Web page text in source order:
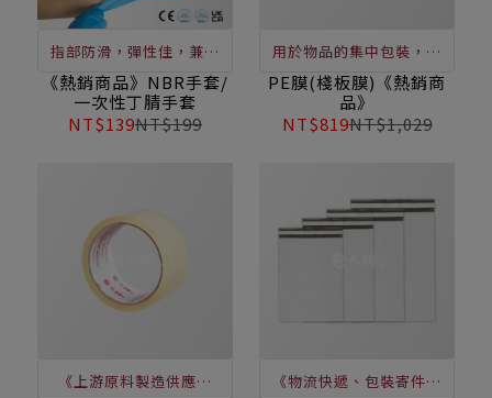
指部防滑，彈性佳，兼具
高靈敏度，可觸控螢幕，
耐化學及油脂，為您的雙
手打造最強防護！價格極
《熱銷商品》NBR手套/
一次性丁腈手套
NT$139NT$199
用於物品的集中包裝，將
物品進行多層的纏繞，讓
膜與膜相互自黏，包裝後
不擴大物品體積，使零散
到有效的保護與損壞
PE膜(棧板膜)《熱銷商
品》
NT$819NT$1,029
《上游原料製造供應優
《物流快遞、包裝寄件、